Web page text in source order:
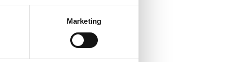
Marketing